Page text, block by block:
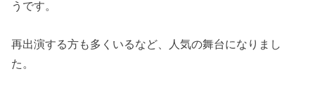
うです。
再出演する方も多くいるなど、人気の舞台になりまし
た。